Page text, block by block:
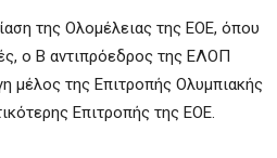
της Ολομέλειας της ΕΟΕ, όπου
ο Β αντιπρόεδρος της ΕΛΟΠ
μέλος της Επιτροπής Ολυμπιακής
Επιτροπής της ΕΟΕ.